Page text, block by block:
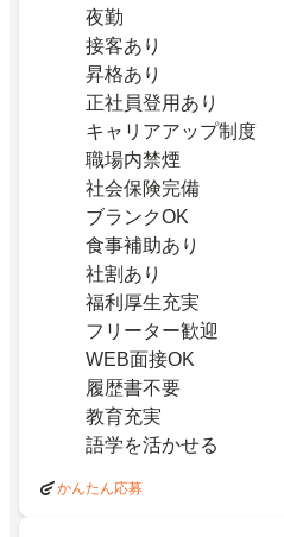
夜勤
接客あり
昇格あり
正社員登用あり
キャリアアップ制度
職場内禁煙
社会保険完備
ブランクOK
食事補助あり
社割あり
福利厚生充実
フリーター歓迎
WEB面接OK
履歴書不要
教育充実
語学を活かせる
かんたん応募